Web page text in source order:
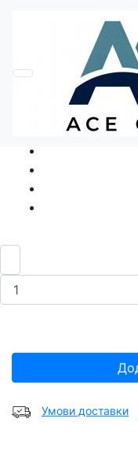
Без
Футболка
Код товару: Ace5022
Умови доставки